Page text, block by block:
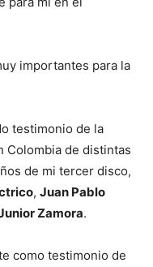
importantes para la
testimonio de la
Colombia de distintas
de mi tercer disco,
, Juan Pablo
Zamora.
como testimonio de